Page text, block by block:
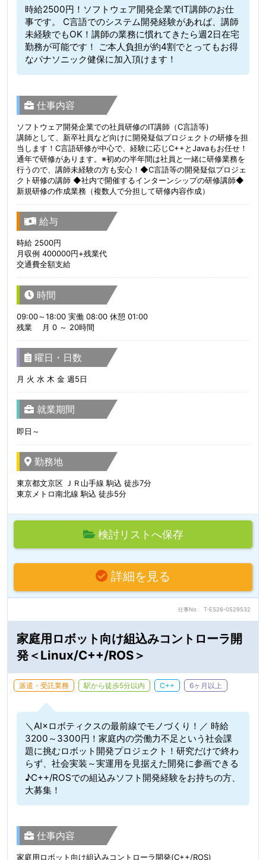
時給2500円！ソフトウェア開発企業でIT講師のお仕
事です。 C言語でのシステム開発経験があれば、講師
未経験でもOK！講師の業務に慣れてきたら週2日在宅
勤務が可能です！ ご本人負担が約4割でとってもお得
なパナソニック健保に加入頂けます！
仕事内容
ソフトウェア開発企業での社員研修のIT講師（C言語等)
講師として、新卒社員など向けに開発疑似プロジェクトの研修を担
当します！C言語研修が中心で、経験に応じC++とJavaもお任せ！
通年で研修があります。※初めの半年間は社員と一緒に研修業務を
行うので、講師未経験の方も安心！◆C言語等の開発疑似プロジェ
クト研修の講師 ◆社内で開催するインターンシップの研修講師◆
新規研修の作成業務（複数人で分担して研修内容作成）
給与
時給 2500円
月収例 400000円+残業代
交通費全額支給
時間
09:00～18:00 実働 08:00 休憩 01:00
残業 月 0 ～ 20時間
曜日・日数
月 火 水 木 金 週5日
就業期間
即日～
勤務地
東京都文京区 ＪＲ山手線 駒込 徒歩7分
東京メトロ南北線 駒込 徒歩5分
検討リストへ保存
詳細を見る
仕事No T-ES26-0529532
家庭用ロボット向け組込みコントローラ開
発＜Linux/C++/ROS＞
派遣・受託業務 駅から徒歩5分以内 C++ 6ヶ月以上
＼AI×ロボティクスの最前線でモノづくり！／ 時給
3200～3300円！家庭内の労働力不足という社会課
題に挑むロボット開発プロジェクト！研究だけで終わ
らず、社会実装～実運用を見据えた開発に参画できる
♪C++/ROSでの組込みソフト開発経験をお持ちの方、
大募集！
仕事内容
家庭用ロボット向け組込みコントローラ開発(C++/ROS)